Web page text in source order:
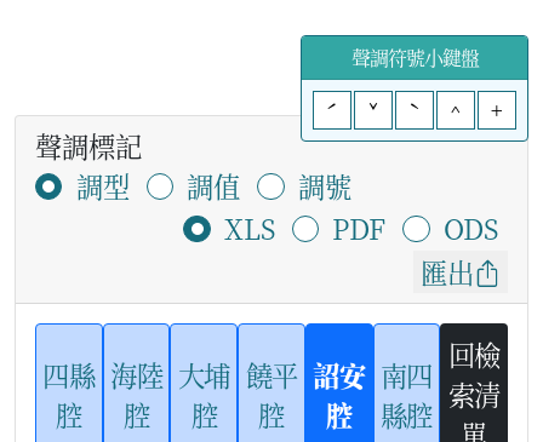
聲調符號小鍵盤
ˊ
ˇ ˋ ^ +
聲調標記
調型
調值
調號
XLS
PDF
ODS
匯出
四縣
腔
海陸
腔
大埔
腔
饒平
腔
詔安
腔
南四
縣腔
回檢
索清
單